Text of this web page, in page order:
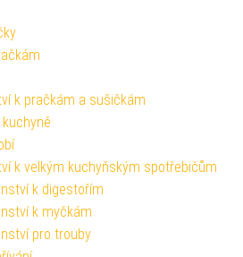
k pračkám a sušičkám
k velkým kuchyňským spotřebičům
k digestořím
k myčkám
pro trouby